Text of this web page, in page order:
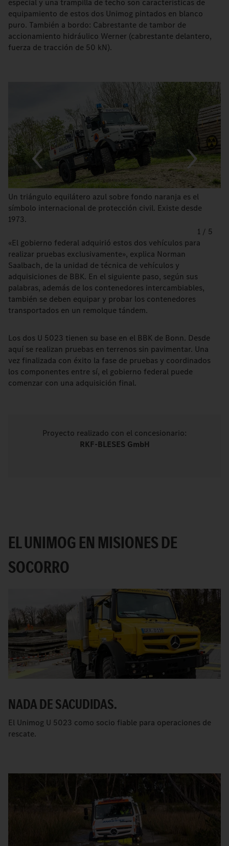
especial y una trampilla de techo son características de
equipamiento de estos dos Unimog pintados en blanco
puro. También a bordo: Cabrestante de tambor de
accionamiento hidráulico Werner (cabrestante delantero,
fuerza de tracción de 50 kN).
Un triángulo equilátero azul sobre fondo naranja es el
símbolo internacional de protección civil. Existe desde
1973.
1 / 5
«El gobierno federal adquirió estos dos vehículos para
realizar pruebas exclusivamente», explica Norman
Saalbach, de la unidad de técnica de vehículos y
adquisiciones de BBK. En el siguiente paso, según sus
palabras, además de los contenedores intercambiables,
también se deben equipar y probar los contenedores
transportados en un remolque tándem.
Los dos U 5023 tienen su base en el BBK de Bonn. Desde
aquí se realizan pruebas en terrenos sin pavimentar. Una
vez finalizada con éxito la fase de pruebas y coordinados
los componentes entre sí, el gobierno federal puede
comenzar con una adquisición final.
Proyecto realizado con el concesionario:
RKF-BLESES GmbH
EL UNIMOG EN MISIONES DE
SOCORRO
NADA DE SACUDIDAS.
El Unimog U 5023 como socio fiable para operaciones de
rescate.